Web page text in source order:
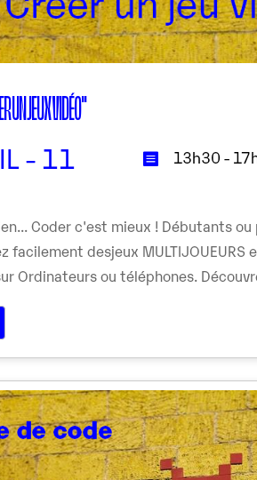
UN JEUX VIDÉO"
- 11 13h30 -
Coder c'est mieux ! Débutants
facilement desjeux MULTIJOUEURS
Ordinateurs ou téléphones.